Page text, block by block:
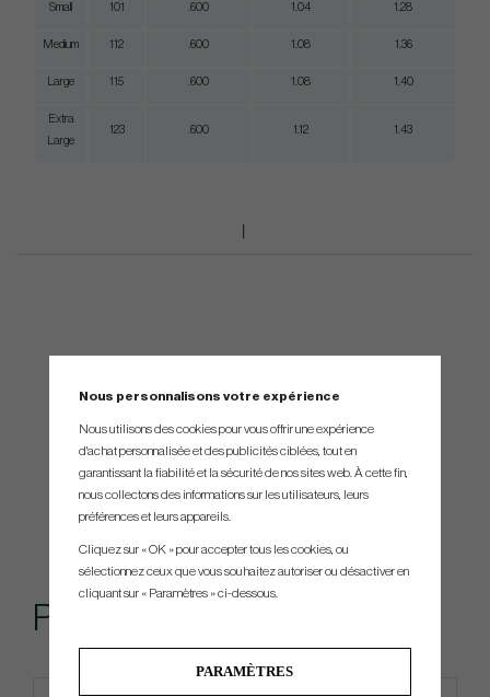
Small 101 .600 1.04 1.28
Medium 112 .600 1.08 1.36
Large 115 .600 1.08 1.40
Extra
Large
123 .600 1.12 1.43
Produits similaires
Nous personnalisons votre expérience
Nous utilisons des cookies pour vous offrir une expérience
d'achat personnalisée et des publicités ciblées, tout en
garantissant la fiabilité et la sécurité de nos sites web. À cette fin,
nous collectons des informations sur les utilisateurs, leurs
préférences et leurs appareils.
Cliquez sur « OK » pour accepter tous les cookies, ou
sélectionnez ceux que vous souhaitez autoriser ou désactiver en
cliquant sur « Paramètres » ci-dessous.
PARAMÈTRES